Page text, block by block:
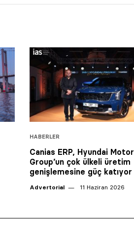
HABERLER
Canias ERP, Hyundai Motor
Group’un çok ülkeli üretim
genişlemesine güç katıyor
Advertorial 11 Haziran 2026